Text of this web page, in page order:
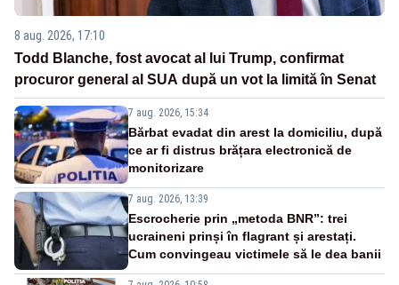
8 aug. 2026, 17:10
Todd Blanche, fost avocat al lui Trump, confirmat
procuror general al SUA după un vot la limită în Senat
7 aug. 2026, 15:34
Bărbat evadat din arest la domiciliu, după
ce ar fi distrus brățara electronică de
monitorizare
7 aug. 2026, 13:39
Escrocherie prin „metoda BNR”: trei
ucraineni prinși în flagrant și arestați.
Cum convingeau victimele să le dea banii